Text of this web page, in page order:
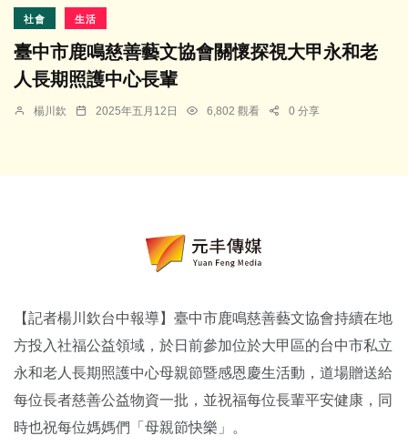
社會 生活
臺中市鹿鳴慈善藝文協會關懷探視大甲永和老
人長期照護中心長輩
楊川欽 2025年五月12日 6,802 觀看 0 分享
【記者楊川欽台中報導】臺中市鹿鳴慈善藝文協會持續在地
方投入社福公益領域，於日前參加位於大甲區的台中市私立
永和老人長期照護中心母親節暨感恩慶生活動，道場贈送給
每位長者慈善公益物資一批，並祝福每位長輩平安健康，同
時也祝每位媽媽們「母親節快樂」。